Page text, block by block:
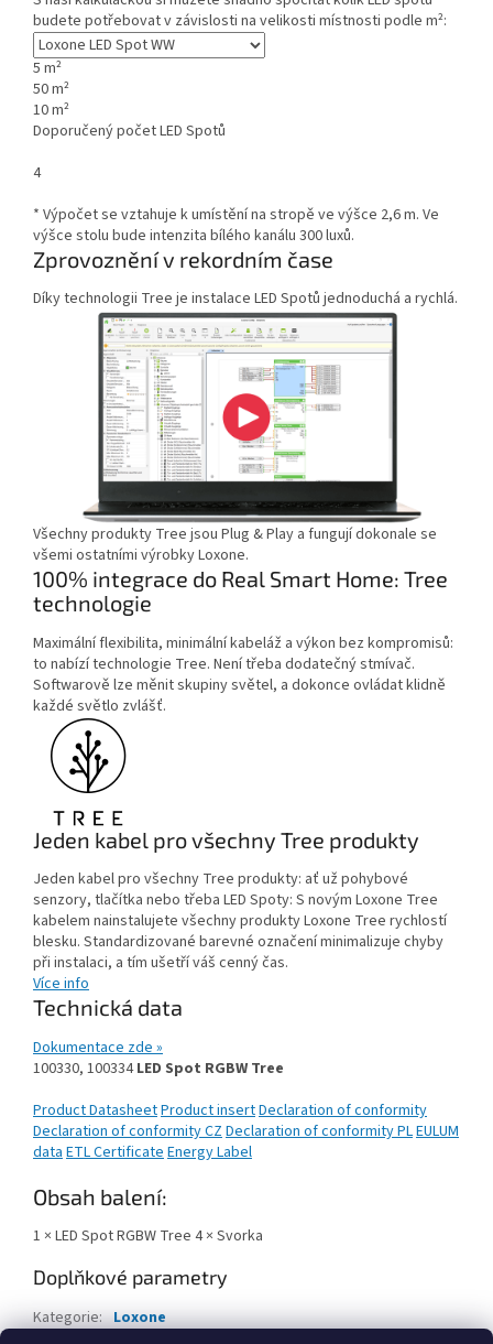
budete potřebovat v závislosti na velikosti místnosti podle m²:
5 m²
50 m²
10 m²
Doporučený počet LED Spotů
4
* Výpočet se vztahuje k umístění na stropě ve výšce 2,6 m. Ve
výšce stolu bude intenzita bílého kanálu 300 luxů.
Zprovoznění v rekordním čase
Díky technologii Tree je instalace LED Spotů jednoduchá a rychlá.
Všechny produkty Tree jsou Plug & Play a fungují dokonale se
všemi ostatními výrobky Loxone.
100% integrace do Real Smart Home: Tree
technologie
Maximální flexibilita, minimální kabeláž a výkon bez kompromisů:
to nabízí technologie Tree. Není třeba dodatečný stmívač.
Softwarově lze měnit skupiny světel, a dokonce ovládat klidně
každé světlo zvlášť.
Jeden kabel pro všechny Tree produkty
Jeden kabel pro všechny Tree produkty: ať už pohybové
senzory, tlačítka nebo třeba LED Spoty: S novým Loxone Tree
kabelem nainstalujete všechny produkty Loxone Tree rychlostí
blesku. Standardizované barevné označení minimalizuje chyby
při instalaci, a tím ušetří váš cenný čas.
Více info
Technická data
Dokumentace zde »
100330, 100334LED Spot RGBW Tree
Product DatasheetProduct insertDeclaration of conformity
Declaration of conformity CZ Declaration of conformity PLEULUM
data ETL Certificate Energy Label
Obsah balení:
1 × LED Spot RGBW Tree 4 × Svorka
Doplňkové parametry
Kategorie: Loxone